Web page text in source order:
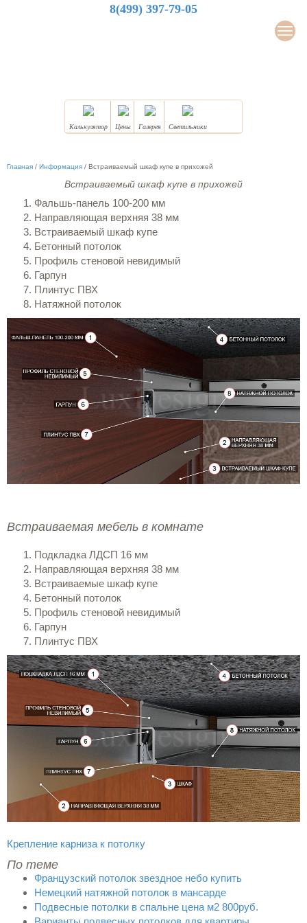
8(499) 397-79-05
Калькулятор Цены Галерея Светильники
Главная / Информация / Встраиваемый шкаф купе в прихожей
Встраиваемый шкаф купе в прихожей
Фальшь-панель 100-200 мм
Направляющая верхняя 38 мм
Встраиваемый шкаф купе
Бетонный потолок
Профиль стеновой невидимый
Гарпун
Плинтус ПВХ
Натяжной потолок
Встраиваемая мебель в комнате
Подкладка ЛДСП 16 мм
Направляющая верхняя 38 мм
Встраиваемые шкаф купе
Бетонный потолок
Профиль стеновой невидимый
Гарпун
Плинтус ПВХ
Крепление карниза к потолку
По теме
Французский потолок звездное небо купить
Немецкий натяжной потолок в мансарде
Подвесные потолки в спальне цена м2 800руб.